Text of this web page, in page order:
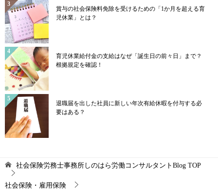
賞与の社会保険料免除を受けるための「1か月を超える育
児休業」とは？
育児休業給付金の支給はなぜ「誕生日の前々日」まで？
根拠規定を確認！
退職届を出した社員に新しい年次有給休暇を付与する必
要はある？
社会保険労務士事務所しのはら労働コンサルタントBlog TOP
社会保険・雇用保険